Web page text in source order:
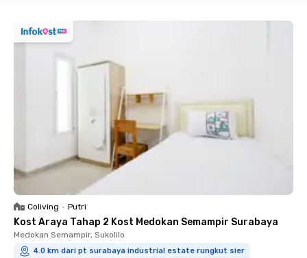
Coliving • Putri
Kost Araya Tahap 2 Kost Medokan Semampir Surabaya
Medokan Semampir, Sukolilo
4.0 km dari pt surabaya industrial estate rungkut sier